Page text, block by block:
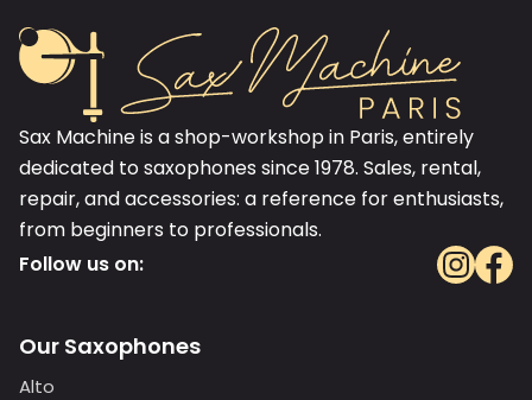
Sax Machine is a shop-workshop in Paris, entirely
dedicated to saxophones since 1978. Sales, rental,
repair, and accessories: a reference for enthusiasts,
from beginners to professionals.
Follow us on:
Our Saxophones
Alto